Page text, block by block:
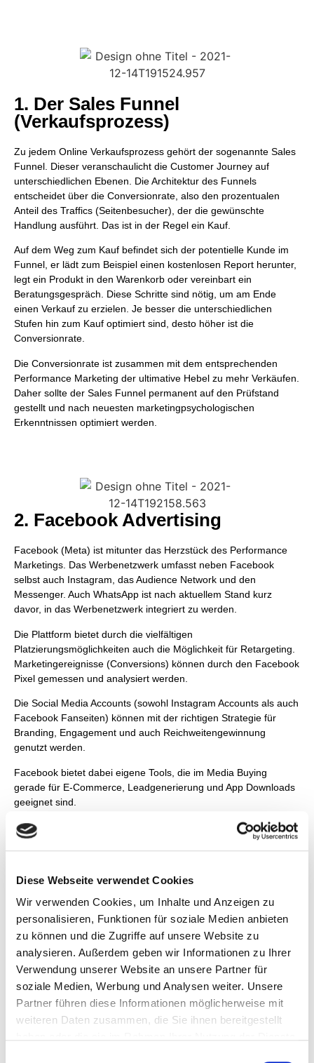
Diese Webseite verwendet Cookies
Wir verwenden Cookies, um Inhalte und Anzeigen zu
personalisieren, Funktionen für soziale Medien anbieten
zu können und die Zugriffe auf unsere Website zu
analysieren. Außerdem geben wir Informationen zu Ihrer
Verwendung unserer Website an unsere Partner für
soziale Medien, Werbung und Analysen weiter. Unsere
Partner führen diese Informationen möglicherweise mit
weiteren Daten zusammen, die Sie ihnen bereitgestellt
1. Der Sales Funnel
(Verkaufsprozess)
Zu jedem Online Verkaufsprozess gehört der sogenannte Sales
Funnel. Dieser veranschaulicht die Customer Journey auf
unterschiedlichen Ebenen. Die Architektur des Funnels
entscheidet über die Conversionrate, also den prozentualen
Anteil des Traffics (Seitenbesucher), der die gewünschte
Handlung ausführt. Das ist in der Regel ein Kauf.
Auf dem Weg zum Kauf befindet sich der potentielle Kunde im
Funnel, er lädt zum Beispiel einen kostenlosen Report herunter,
legt ein Produkt in den Warenkorb oder vereinbart ein
Beratungsgespräch. Diese Schritte sind nötig, um am Ende
einen Verkauf zu erzielen. Je besser die unterschiedlichen
Stufen hin zum Kauf optimiert sind, desto höher ist die
Conversionrate.
Die Conversionrate ist zusammen mit dem entsprechenden
Performance Marketing der ultimative Hebel zu mehr Verkäufen.
Daher sollte der Sales Funnel permanent auf den Prüfstand
gestellt und nach neuesten marketingpsychologischen
Erkenntnissen optimiert werden.
2. Facebook Advertising
Facebook (Meta) ist mitunter das Herzstück des Performance
Marketings. Das Werbenetzwerk umfasst neben Facebook
selbst auch Instagram, das Audience Network und den
Messenger. Auch WhatsApp ist nach aktuellem Stand kurz
davor, in das Werbenetzwerk integriert zu werden.
Die Plattform bietet durch die vielfältigen
Platzierungsmöglichkeiten auch die Möglichkeit für Retargeting.
Marketingereignisse (Conversions) können durch den Facebook
Pixel gemessen und analysiert werden.
Die Social Media Accounts (sowohl Instagram Accounts als auch
Facebook Fanseiten) können mit der richtigen Strategie für
Branding, Engagement und auch Reichweitengewinnung
genutzt werden.
Facebook bietet dabei eigene Tools, die im Media Buying
gerade für E-Commerce, Leadgenerierung und App Downloads
geeignet sind.
3. Google Advertising
Zu jedem Online Verkaufsprozess gehört der sogenannte Sales